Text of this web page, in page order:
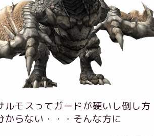
ルモスってガードが硬いし倒し方
からない・・・そんな方に